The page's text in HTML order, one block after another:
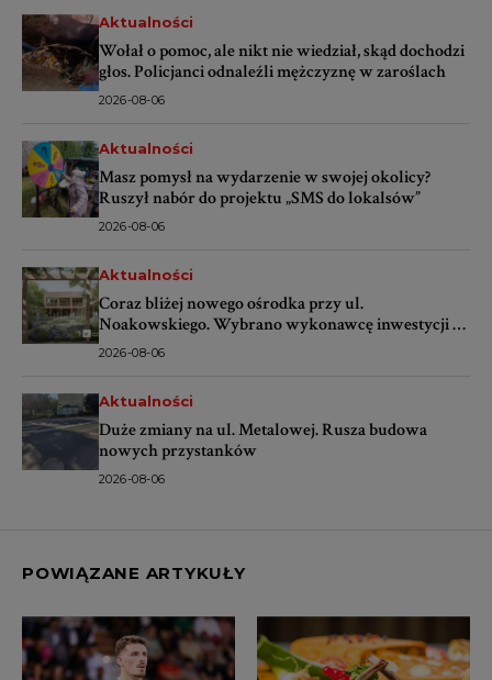
Aktualności
Wołał o pomoc, ale nikt nie wiedział, skąd dochodzi
głos. Policjanci odnaleźli mężczyznę w zaroślach
2026-08-06
Aktualności
Masz pomysł na wydarzenie w swojej okolicy?
Ruszył nabór do projektu „SMS do lokalsów”
2026-08-06
Aktualności
Coraz bliżej nowego ośrodka przy ul.
Noakowskiego. Wybrano wykonawcę inwestycji za
ponad 16 mln zł
2026-08-06
Aktualności
Duże zmiany na ul. Metalowej. Rusza budowa
nowych przystanków
2026-08-06
POWIĄZANE ARTYKUŁY